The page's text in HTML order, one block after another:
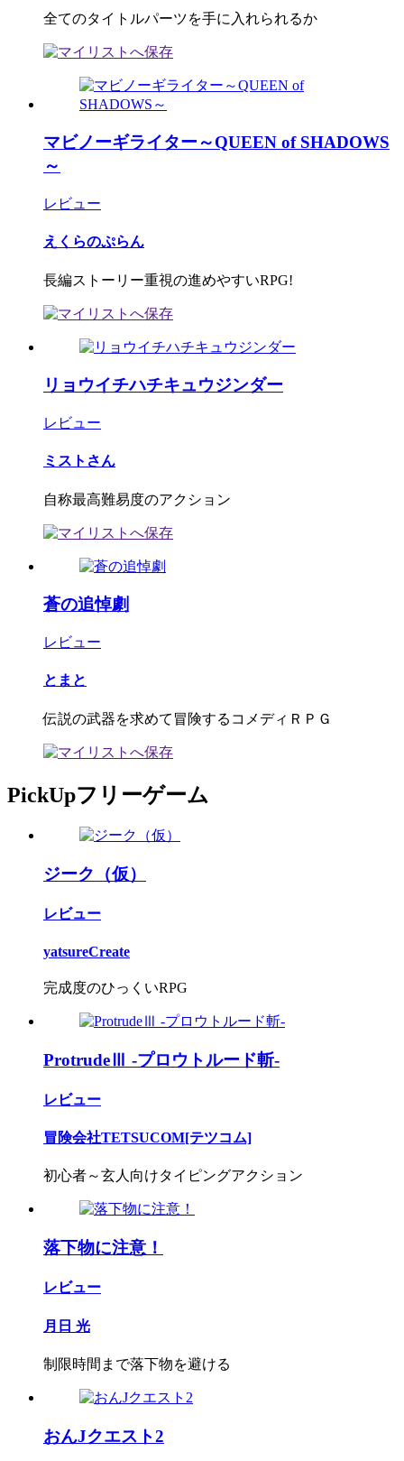
全てのタイトルパーツを手に入れられるか
マビノーギライター～QUEEN of SHADOWS
～
レビュー
えくらのぷらん
長編ストーリー重視の進めやすいRPG!
リョウイチハチキュウジンダー
レビュー
ミストさん
自称最高難易度のアクション
蒼の追悼劇
レビュー
とまと
伝説の武器を求めて冒険するコメディＲＰＧ
PickUpフリーゲーム
ジーク（仮）
レビュー
yatsureCreate
完成度のひっくいRPG
ProtrudeⅢ -プロウトルード斬-
レビュー
冒険会社TETSUCOM[テツコム]
初心者～玄人向けタイピングアクション
落下物に注意！
レビュー
月日 光
制限時間まで落下物を避ける
おんJクエスト2